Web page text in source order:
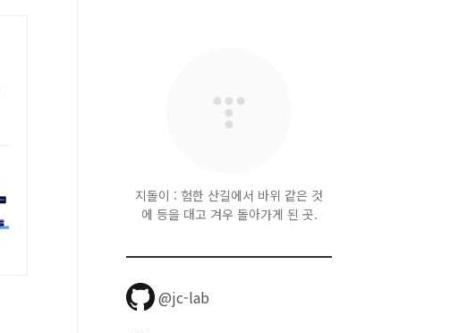
지돌이 : 험한 산길에서 바위 같은 것
에 등을 대고 겨우 돌아가게 된 곳.
@jc-lab